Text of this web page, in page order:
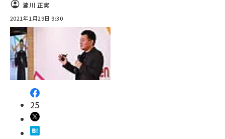
瀧川 正実
2021年1月29日 9:30
25